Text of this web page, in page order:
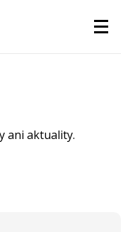
ani aktuality.